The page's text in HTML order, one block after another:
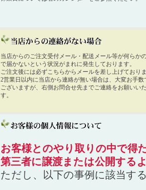
当店からのご注文受付メール・配送メール等が何らか
で届かないという状況がまれに発生しております。
ご注文後には必ずこちらからメールを差し上げており
2営業日以内に当店から連絡が無い場合は、大変お手数
ございますが、右側お問合せ先までご連絡をお願いい
す。
お客様とのやり取りの中で得
第三者に譲渡または公開する
ただし、以下の事例に該当す